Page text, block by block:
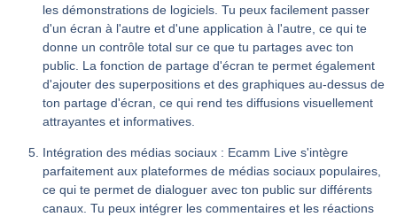
les démonstrations de logiciels. Tu peux facilement passer
d'un écran à l'autre et d'une application à l'autre, ce qui te
donne un contrôle total sur ce que tu partages avec ton
public. La fonction de partage d'écran te permet également
d'ajouter des superpositions et des graphiques au-dessus de
ton partage d'écran, ce qui rend tes diffusions visuellement
attrayantes et informatives.
Intégration des médias sociaux : Ecamm Live s'intègre
parfaitement aux plateformes de médias sociaux populaires,
ce qui te permet de dialoguer avec ton public sur différents
canaux. Tu peux intégrer les commentaires et les réactions